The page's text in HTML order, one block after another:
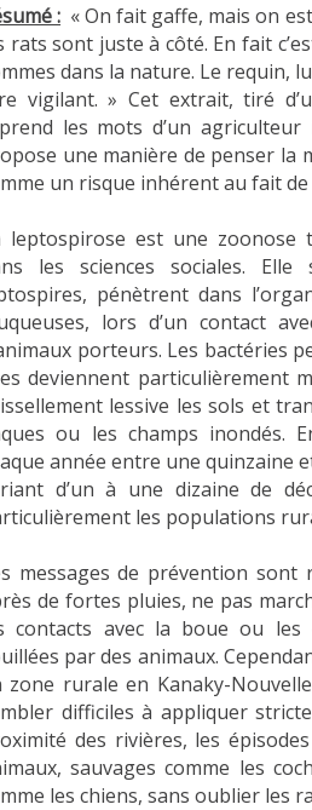
: « On fait gaffe, mais on
rats sont juste à côté. En fait
dans la nature. Le requin,
vigilant. » Cet extrait, tiré
les mots d’un
une manière de penser la
un risque inhérent au fait
leptospirose est une zoonose
les sciences sociales.
pénètrent dans
lors d’un contact
porteurs. Les bactéries
deviennent particulièrement
lessive les sols et
ou les champs inondés.
année entre une quinzaine
d’un à une dizaine de
les populations
messages de prévention
de fortes pluies, ne pas
contacts avec la boue ou les
par des animaux.
zone rurale en Kanaky-
difficiles à appliquer
des rivières, les
sauvages comme les
les chiens, sans oublier les